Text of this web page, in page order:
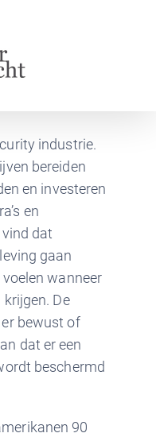
industrie.
bereiden
en investeren
en
dat
gaan
wanneer
De
er bewust of
dat er een
beschermd
90